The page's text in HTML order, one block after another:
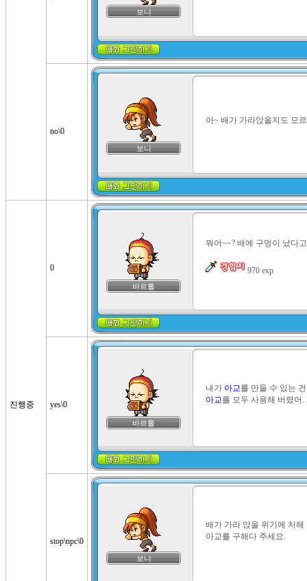
보니
no\0
보니
아~ 배가 가라앉을지도 모
진행중
0
바르톨
뭐어~~? 배에 구멍이 났다
970 exp
yes\0
바르톨
내가 아교
아교를 모두 사용해 버렸어
stop\npc\0
보니
배가 가라 앉을 위기에 처
아교를 구해다 주세요.